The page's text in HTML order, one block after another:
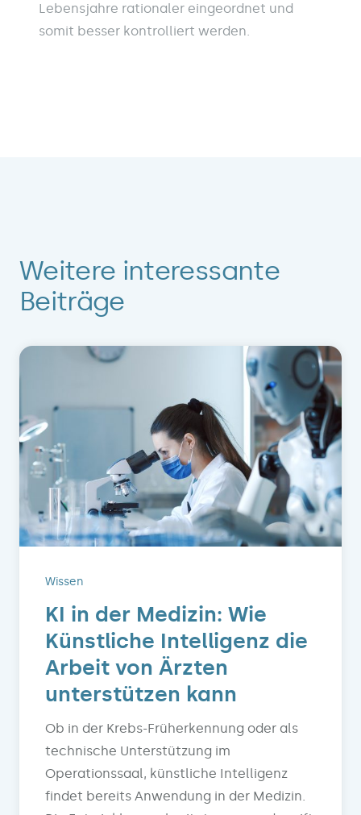
Lebensjahre rationaler eingeordnet und
somit besser kontrolliert werden.
Weitere interessante
Beiträge
Wissen
KI in der Medizin: Wie
Künstliche Intelligenz die
Arbeit von Ärzten
unterstützen kann
Ob in der Krebs-Früherkennung oder als
technische Unterstützung im
Operationssaal, künstliche Intelligenz
findet bereits Anwendung in der Medizin.